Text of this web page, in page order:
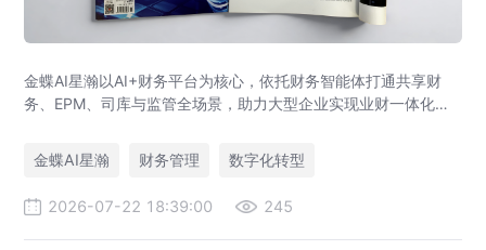
金蝶AI星瀚以AI+财务平台为核心，依托财务智能体打通共享财
务、EPM、司库与监管全场景，助力大型企业实现业财一体化与
局、华为、通威等领先企业的共同选择。
金蝶AI星瀚 财务管理 数字化转型
2026-07-22 18:39:00 245